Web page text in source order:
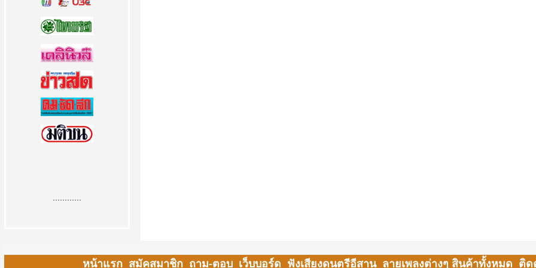
หน้าแรก สมัคสมาชิก ถาม-ตอบ เว็บบอร์ด ฟังเสียงดนตรีอีสาน ลายเพลงต่างๆ สินค้าทั้งหมด ติด